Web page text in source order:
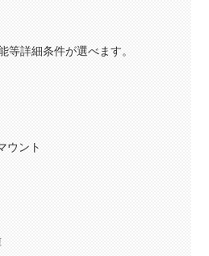
等詳細条件が選べます。
ウント